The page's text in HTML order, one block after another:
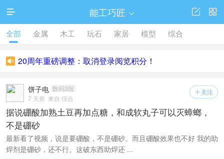
访问电脑版
 能工巧匠  

全部 金属 木工 玩石 家居 模型 综合
 20周年重磅调整：取消登录阅览积分！
 关注
饼子电 数码3段
7 天前 来自 综合
据说硼酸加熟土豆再加点糖，和成软丸子可以灭蟑螂，
不是硼砂
最新看了视频，说是要硼酸，不是硼砂。而且硼酸效果也不好 我的助
焊剂是硼砂，还不行。这破东西助焊还 ...